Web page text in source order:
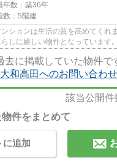
年数：築36年
数：5階建
ションは生活の質を高めてくれ
しに嬉しい物件となっています
去に掲載していた物件で
和高田へのお問い合わ
該当公開件
件をまとめて
に追加